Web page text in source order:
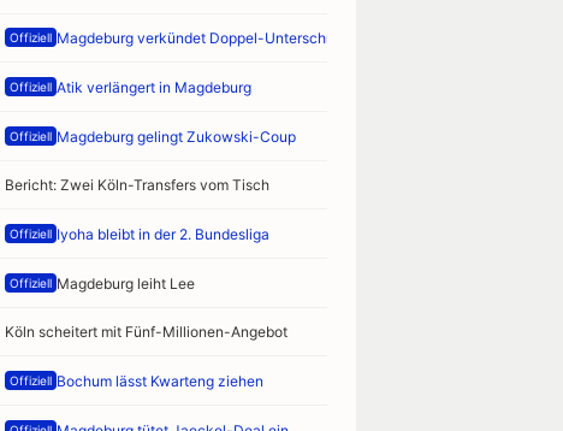
Offiziell Magdeburg verkündet Doppel-Unterschrift
Offiziell Atik verlängert in Magdeburg
Offiziell Magdeburg gelingt Zukowski-Coup
Bericht: Zwei Köln-Transfers vom Tisch
Offiziell Iyoha bleibt in der 2. Bundesliga
Offiziell Magdeburg leiht Lee
Köln scheitert mit Fünf-Millionen-Angebot
Offiziell Bochum lässt Kwarteng ziehen